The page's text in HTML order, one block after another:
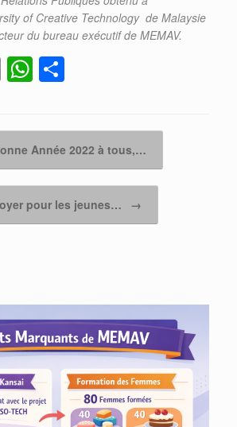
of Creative Technology de Malaysie
du bureau exécutif de MEMAV.
E
ail
W
at
s
A
p
p
ta
g
er
Année 2022 à tous,…
pour les jeunes… →